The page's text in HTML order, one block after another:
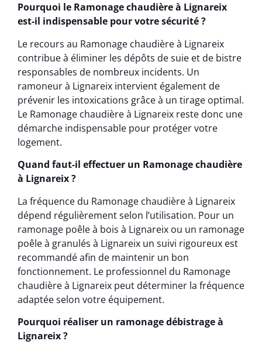
Pourquoi le Ramonage chaudière à Lignareix
est-il indispensable pour votre sécurité ?
Le recours au Ramonage chaudière à Lignareix
contribue à éliminer les dépôts de suie et de bistre
responsables de nombreux incidents. Un
ramoneur à Lignareix intervient également de
prévenir les intoxications grâce à un tirage optimal.
Le Ramonage chaudière à Lignareix reste donc une
démarche indispensable pour protéger votre
logement.
Quand faut-il effectuer un Ramonage chaudière
à Lignareix ?
La fréquence du Ramonage chaudière à Lignareix
dépend régulièrement selon l’utilisation. Pour un
ramonage poêle à bois à Lignareix ou un ramonage
poêle à granulés à Lignareix un suivi rigoureux est
recommandé afin de maintenir un bon
fonctionnement. Le professionnel du Ramonage
chaudière à Lignareix peut déterminer la fréquence
adaptée selon votre équipement.
Pourquoi réaliser un ramonage débistrage à
Lignareix ?